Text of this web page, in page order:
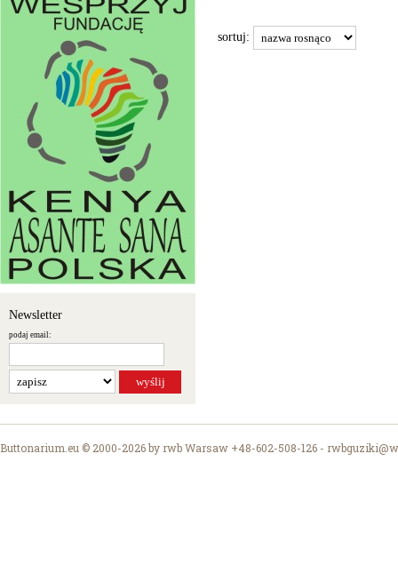
Newsletter
podaj email:
sortuj:
Buttonarium.eu © 2000-2026 by rwb Warsaw +48-602-508-126 -